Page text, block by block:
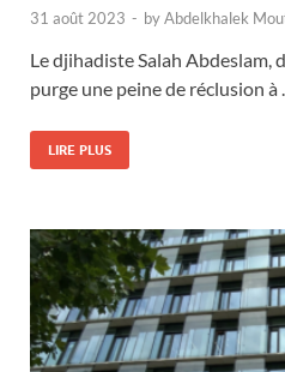
31 août 2023 - byAbdelkhalek
Le djihadiste Salah Abdeslam,
purge une peine de réclusion à …
LIRE PLUS